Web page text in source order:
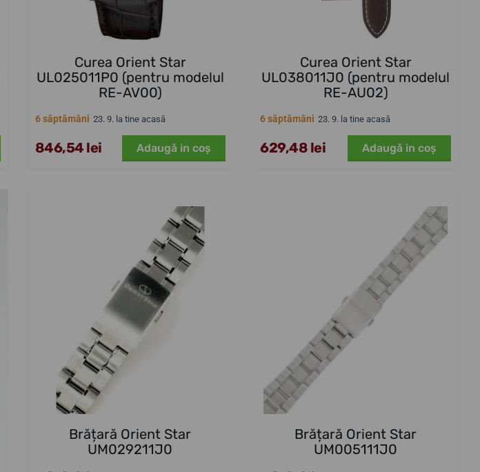
Curea Orient Star
UL025011P0 (pentru modelul
RE-AV00)
6 săptămâni 23. 9. la tine acasă
846,54 lei Adaugă in coş
Curea Orient Star
UL038011J0 (pentru modelul
RE-AU02)
6 săptămâni 23. 9. la tine acasă
629,48 lei Adaugă in coş
Brățară Orient Star
UM029211J0
Brățară Orient Star
UM005111J0